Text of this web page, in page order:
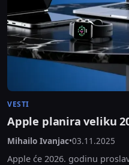
VESTI
Apple planira veliku
Mihailo Ivanjac•03.11.2025
Apple će 2026. godinu